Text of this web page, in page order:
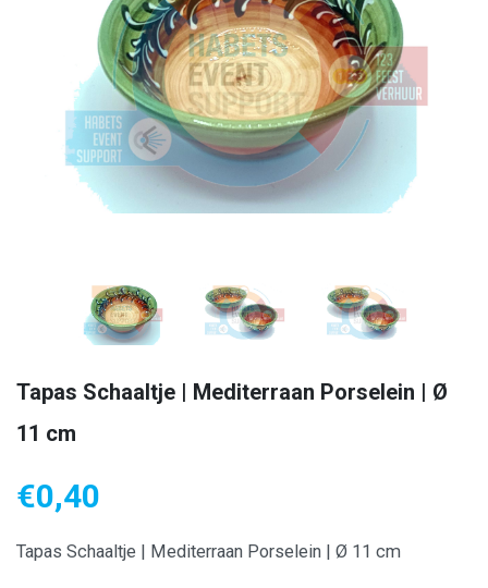
Tapas Schaaltje | Mediterraan Porselein | Ø
11 cm
€0,40
Tapas Schaaltje | Mediterraan Porselein | Ø 11 cm